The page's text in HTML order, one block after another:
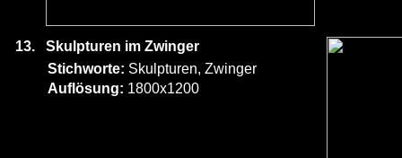
13.
Skulpturen im Zwinger
Stichworte: Skulpturen, Zwinger
Auflösung: 1800x1200